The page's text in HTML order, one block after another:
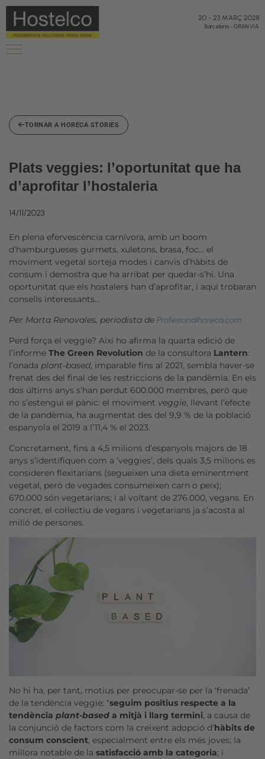
20 - 23 MARÇ 2028
Barcelona-GRAN VIA
TORNAR A HORECA STORIES
Plats veggies: l’oportunitat que ha
d’aprofitar l’hostaleria
14/11/2023
En plena efervescència carnívora, amb un boom
d’hamburgueses gurmets, xuletons, brasa, foc… el
moviment vegetal sorteja modes i canvis d’hàbits de
consum i demostra que ha arribat per quedar-s’hi. Una
oportunitat que els hostalers han d’aprofitar, i aquí trobaran
consells interessants…
Per Marta Renovales, periodista de Profesionalhoreca.com
Perd força el veggie? Així ho afirma la quarta edició de
l’informe The Green Revolution de la consultora Lantern:
l’onada plant-based, imparable fins al 2021, sembla haver-se
frenat des del final de les restriccions de la pandèmia. En els
dos últims anys s’han perdut 600.000 membres, però que
no s’estengui el pànic: el moviment veggie, llevant l’efecte
de la pandèmia, ha augmentat des del 9,9 % de la població
espanyola el 2019 a l’11,4 % el 2023.
Concretament, fins a 4,5 milions d’espanyols majors de 18
anys s’identifiquen com a ‘veggies’, dels quals 3,5 milions es
consideren flexitarians (segueixen una dieta eminentment
vegetal, però de vegades consumeixen carn o peix);
670.000 són vegetarians; i al voltant de 276.000, vegans. En
concret, el col·lectiu de vegans i vegetarians ja s’acosta al
milió de persones.
No hi ha, per tant, motius per preocupar-se per la ‘frenada’
de la tendència veggie: “seguim positius respecte a la
tendència plant-based a mitjà i llarg termini, a causa de
la conjunció de factors com la creixent adopció d’hàbits de
consum conscient, especialment entre els més joves; la
millora notable de la satisfacció amb la categoria; i